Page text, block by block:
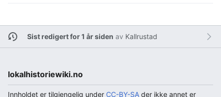
Sist redigert for 1 år siden av Kallrustad
lokalhistoriewiki.no
Innholdet er tilgjengelig under CC-BY-SA der ikke annet er